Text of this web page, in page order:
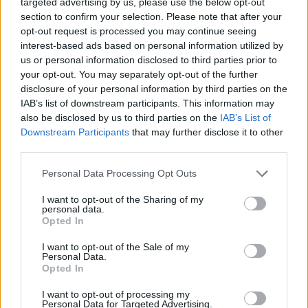
section to confirm your selection. Please note that after your
opt-out request is processed you may continue seeing
interest-based ads based on personal information utilized by
us or personal information disclosed to third parties prior to
your opt-out. You may separately opt-out of the further
disclosure of your personal information by third parties on the
IAB’s list of downstream participants. This information may
also be disclosed by us to third parties on the IAB’s List of
Downstream Participants that may further disclose it to other
Personal Data Processing Opt Outs
I want to opt-out of the Sharing of my
personal data.
Opted In
I want to opt-out of the Sale of my
Personal Data.
Opted In
I want to opt-out of processing my
Personal Data for Targeted Advertising.
Esim for Global
Esim for USA | Esim for Italy Esim for Spain|Esim